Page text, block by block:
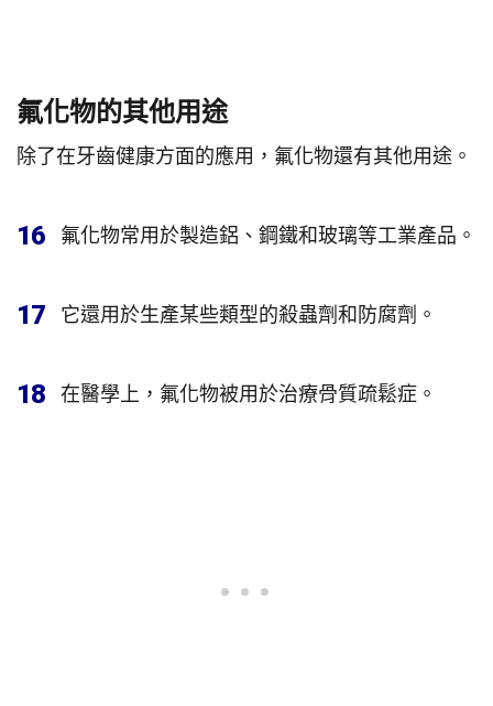
氟化物的其他用途
除了在牙齒健康方面的應用，氟化物還有其他用途。
16 氟化物常用於製造鋁、鋼鐵和玻璃等工業產品。
17 它還用於生產某些類型的殺蟲劑和防腐劑。
18 在醫學上，氟化物被用於治療骨質疏鬆症。